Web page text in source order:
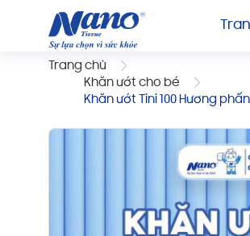
Trang chủ
Khăn ướt cho bé
Khăn ướt Tini 100 Hương phấn